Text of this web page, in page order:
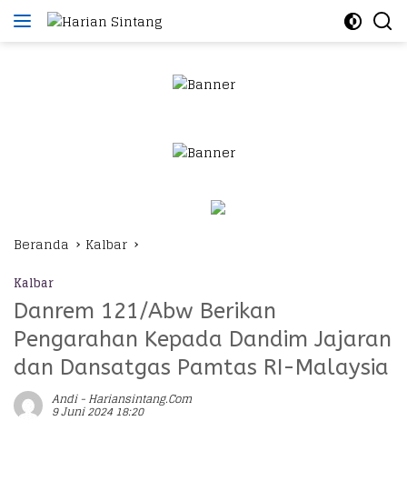
Langsung
ke
Beranda Kalbar
Kalbar
Danrem 121/Abw Berikan
Pengarahan Kepada Dandim Jajaran
dan Dansatgas Pamtas RI-Malaysia
Andi - Hariansintang.com
9 Juni 2024 18:20